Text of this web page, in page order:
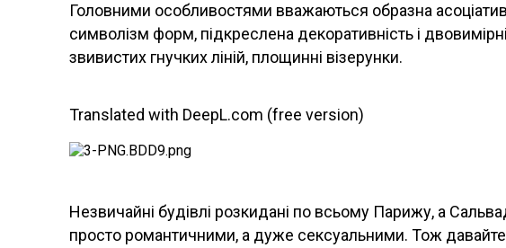
Головними особливостями вважаються образна
символізм форм, підкреслена декоративність і
звивистих гнучких ліній, площинні візерунки.
Translated with DeepL.com (free version)
Незвичайні будівлі розкидані по всьому Парижу, а
просто романтичними, а дуже сексуальними. Тож